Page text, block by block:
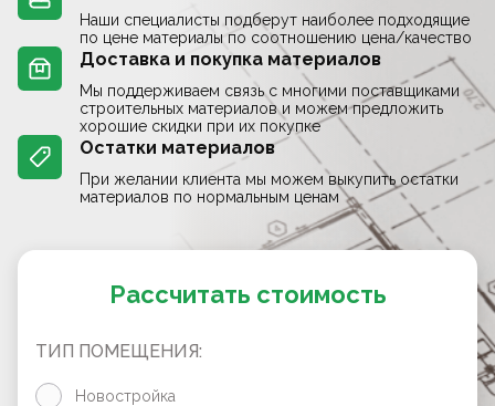
Наши специалисты подберут наиболее подходящие
по цене материалы по соотношению цена/качество
Доставка и покупка материалов
Мы поддерживаем связь с многими поставщиками
строительных материалов и можем предложить
хорошие скидки при их покупке
Остатки материалов
При желании клиента мы можем выкупить остатки
материалов по нормальным ценам
Рассчитать стоимость
ТИП ПОМЕЩЕНИЯ:
Новостройка